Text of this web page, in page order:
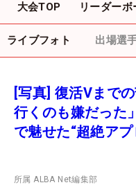
大会TOP リーダーボ
ライブフォト 出場選
[写真] 復活Vまで
行くのも嫌だっ
で魅せた“超絶ア
所属ALBA Net編集部